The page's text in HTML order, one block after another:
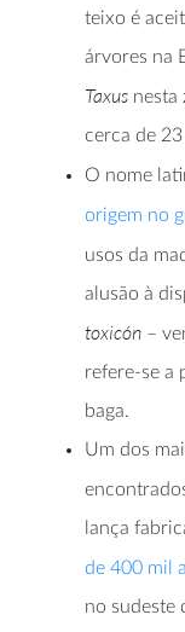
teixo é
árvores na
Taxus nesta
cerca de
O nome
origem no
usos da
alusão à
toxicón –
refere-se a
baga.
Um dos
lança
de 400 mil
no sudeste